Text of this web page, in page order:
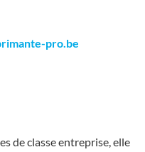
pro.be
de classe entreprise, elle